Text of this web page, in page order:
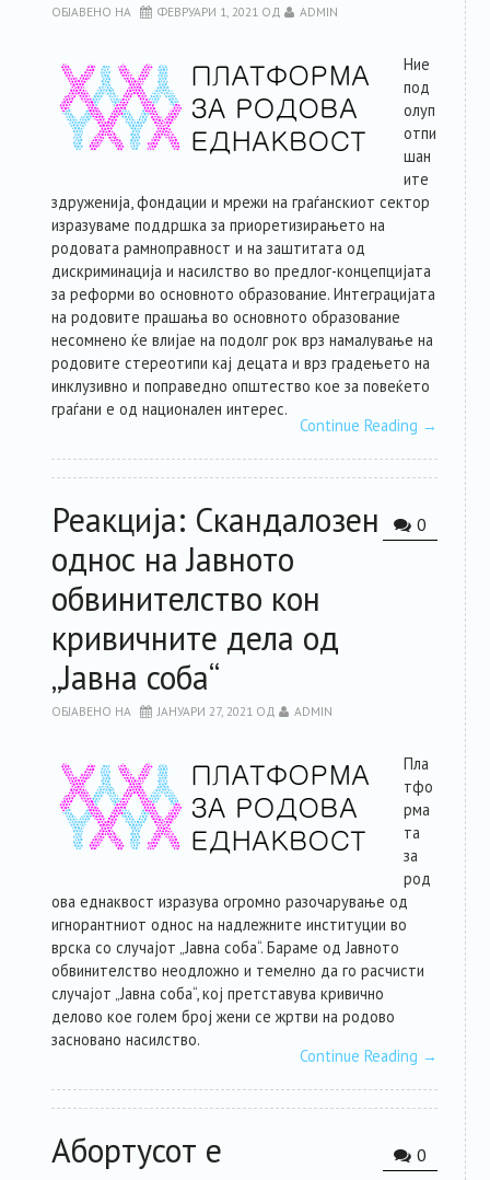
ОБЈАВЕНО НА ФЕВРУАРИ 1, 2021 ОД ADMIN
Ние
под
олуп
отпи
шан
ите
здруженија, фондации и мрежи на граѓанскиот сектор
изразуваме поддршка за приоретизирањето на
родовата рамноправност и на заштитата од
дискриминација и насилство во предлог-концепцијата
за реформи во основното образование. Интеграцијата
на родовите прашања во основното образование
несомнено ќе влијае на подолг рок врз намалување на
родовите стереотипи кај децата и врз градењето на
инклузивно и поправедно општество кое за повеќето
граѓани е од национален интерес.
Continue Reading →
0
Реакција: Скандалозен
однос на Јавното
обвинителство кон
кривичните дела од
„Јавна соба“
ОБЈАВЕНО НА ЈАНУАРИ 27, 2021 ОД ADMIN
Пла
тфо
рма
та
за
род
ова еднаквост изразува огромно разочарување од
игнорантниот однос на надлежните институции во
врска со случајот „Јавна соба“. Бараме од Јавното
обвинителство неодложно и темелно да го расчисти
случајот „Јавна соба“, кој претставува кривично
делово кое голем број жени се жртви на родово
засновано насилство.
Continue Reading →
0
Абортусот е